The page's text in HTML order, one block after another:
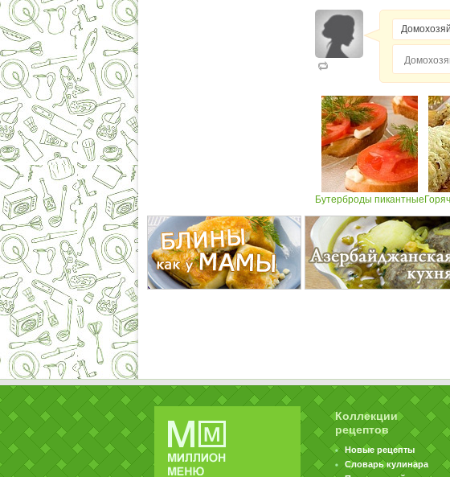
Бутерброды пикантные
Коллекции
рецептов
Новые рецепты
Словарь кулинара